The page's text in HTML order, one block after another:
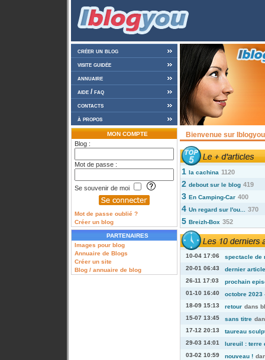
créer un blog
visite guidée
annuaire
aide / faq
contacts
à propos
MON COMPTE
Blog :
Mot de passe :
Se souvenir de moi
Mot de passe oublié ?
Créer un blog
PARTENAIRES
Images pour blog
Annuaire de Blogs
Créer un site
Blog / annuaire de blog
Bienvenue sur
1 la cachina 1120
2 debout sur le blog 419
3 En Camping-Car 400
4 Un regard sur l'ou... 370
5 Breizh-Box 352
10-04 17:06
spectacle de
20-01 06:43
dernier
26-11 17:03
prochain
01-10 16:40
octobre 2023
18-09 15:13
retour dans
15-07 13:45
sans titre
17-12 20:13
taureau
29-03 14:01
lureuil : terre
03-02 10:59
nouveau !